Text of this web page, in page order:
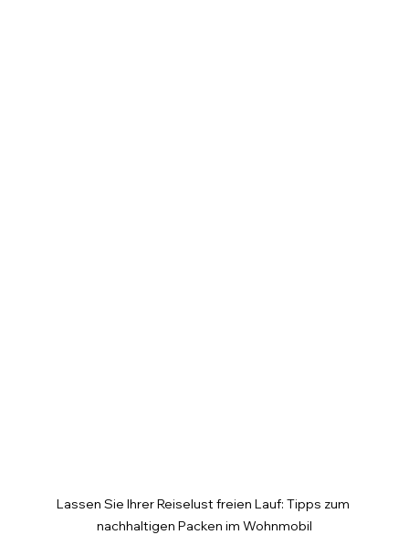
Lassen Sie Ihrer Reiselust freien Lauf: Tipps zum
nachhaltigen Packen im Wohnmobil